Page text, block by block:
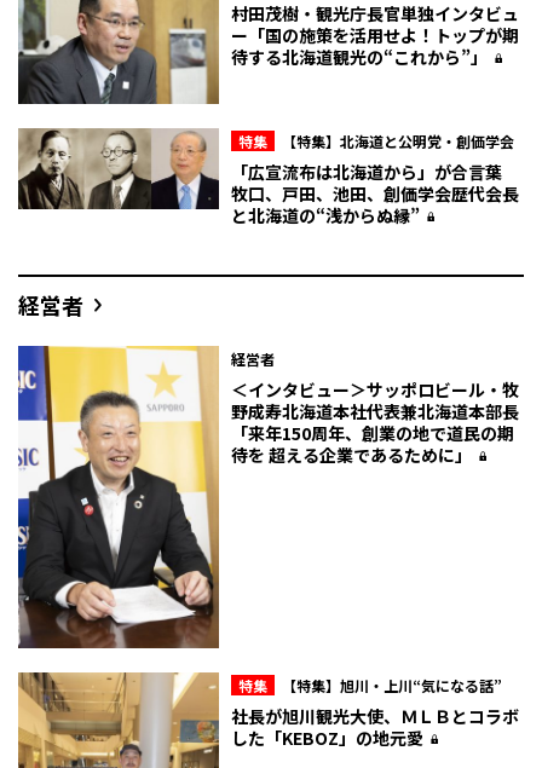
村田茂樹・観光庁長官単独インタビュ
ー「国の施策を活用せよ！トップが期
待する北海道観光の“これから”」
特集 【特集】北海道と公明党・創価学会
「広宣流布は北海道から」が合言葉
牧口、戸田、池田、創価学会歴代会長
と北海道の“浅からぬ縁”
経営者
経営者
＜インタビュー＞サッポロビール・牧
野成寿北海道本社代表兼北海道本部長
「来年150周年、創業の地で道民の期
待を 超える企業であるために」
特集 【特集】旭川・上川“気になる話”
社長が旭川観光大使、ＭＬＢとコラボ
した「KEBOZ」の地元愛